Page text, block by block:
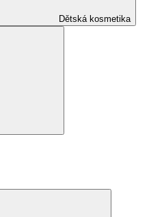
Dětská kosmetika